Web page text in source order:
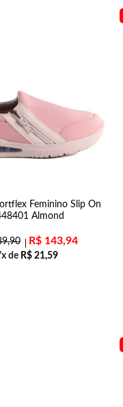
Feminino Slip On
Almond
R$143,94
de R$ 21,59